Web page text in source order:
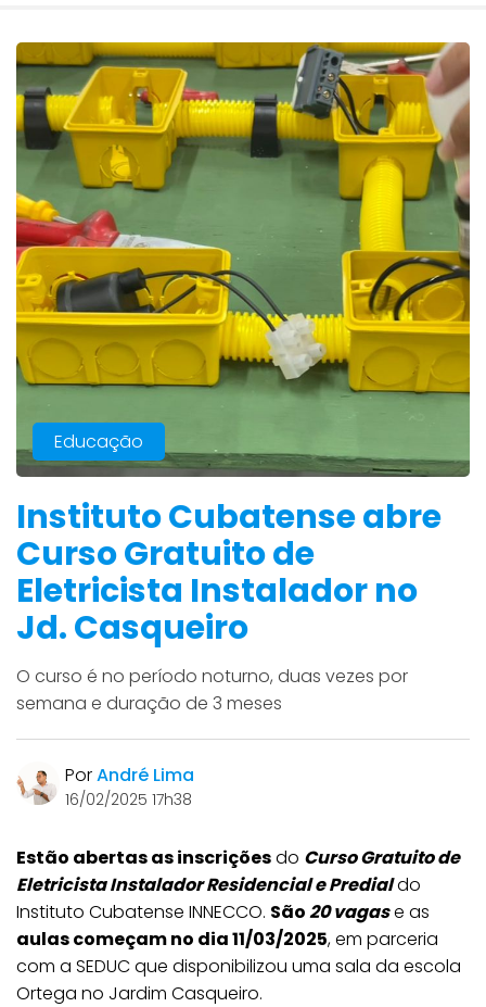
Educação
Instituto Cubatense abre
Curso Gratuito de
Eletricista Instalador no
Jd. Casqueiro
O curso é no período noturno, duas vezes por
semana e duração de 3 meses
PorAndré Lima
16/02/2025 17h38
Estão abertas as inscriçõesdo Curso Gratuito de
Eletricista Instalador Residencial e Predialdo
Instituto Cubatense INNECCO. São20 vagase as
aulas começam no dia 11/03/2025, em parceria
com a SEDUC que disponibilizou uma sala da escola
Ortega no Jardim Casqueiro.